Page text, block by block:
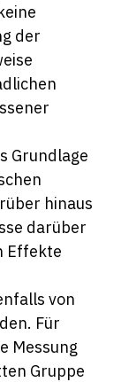
der
Grundlage
hinaus
darüber
Effekte
von
Für
Messung
Gruppe